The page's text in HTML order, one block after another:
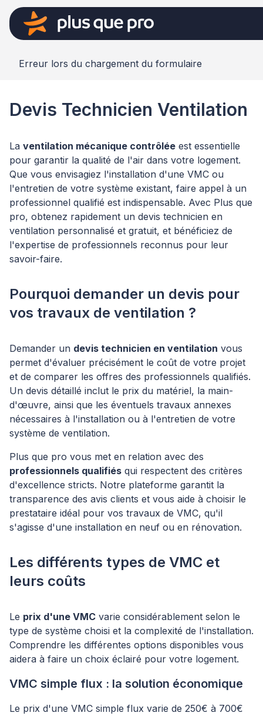
Erreur lors du chargement du formulaire
Devis Technicien Ventilation
La ventilation mécanique contrôlée est essentielle
pour garantir la qualité de l'air dans votre logement.
Que vous envisagiez l'installation d'une VMC ou
l'entretien de votre système existant, faire appel à un
professionnel qualifié est indispensable. Avec Plus que
pro, obtenez rapidement un devis technicien en
ventilation personnalisé et gratuit, et bénéficiez de
l'expertise de professionnels reconnus pour leur
savoir-faire.
Pourquoi demander un devis pour
vos travaux de ventilation ?
Demander un devis technicien en ventilation vous
permet d'évaluer précisément le coût de votre projet
et de comparer les offres des professionnels qualifiés.
Un devis détaillé inclut le prix du matériel, la main-
d'œuvre, ainsi que les éventuels travaux annexes
nécessaires à l'installation ou à l'entretien de votre
système de ventilation.
Plus que pro vous met en relation avec des
professionnels qualifiés qui respectent des critères
d'excellence stricts. Notre plateforme garantit la
transparence des avis clients et vous aide à choisir le
prestataire idéal pour vos travaux de VMC, qu'il
s'agisse d'une installation en neuf ou en rénovation.
Les différents types de VMC et
leurs coûts
Le prix d'une VMC varie considérablement selon le
type de système choisi et la complexité de l'installation.
Comprendre les différentes options disponibles vous
aidera à faire un choix éclairé pour votre logement.
VMC simple flux : la solution économique
Le prix d'une VMC simple flux varie de 250€ à 700€